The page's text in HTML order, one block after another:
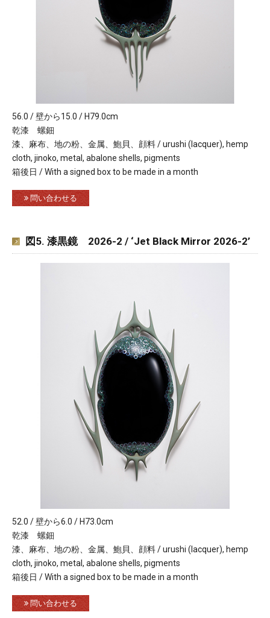
56.0 / 壁から15.0 / H79.0cm
乾漆 螺鈿
漆、麻布、地の粉、金属、鮑貝、顔料 / urushi (lacquer), hemp
cloth, jinoko, metal, abalone shells, pigments
箱後日 / With a signed box to be made in a month
問い合わせる
図5. 漆黒鏡 2026-2 / ‘Jet Black Mirror 2026-2’
52.0 / 壁から6.0 / H73.0cm
乾漆 螺鈿
漆、麻布、地の粉、金属、鮑貝、顔料 / urushi (lacquer), hemp
cloth, jinoko, metal, abalone shells, pigments
箱後日 / With a signed box to be made in a month
問い合わせる